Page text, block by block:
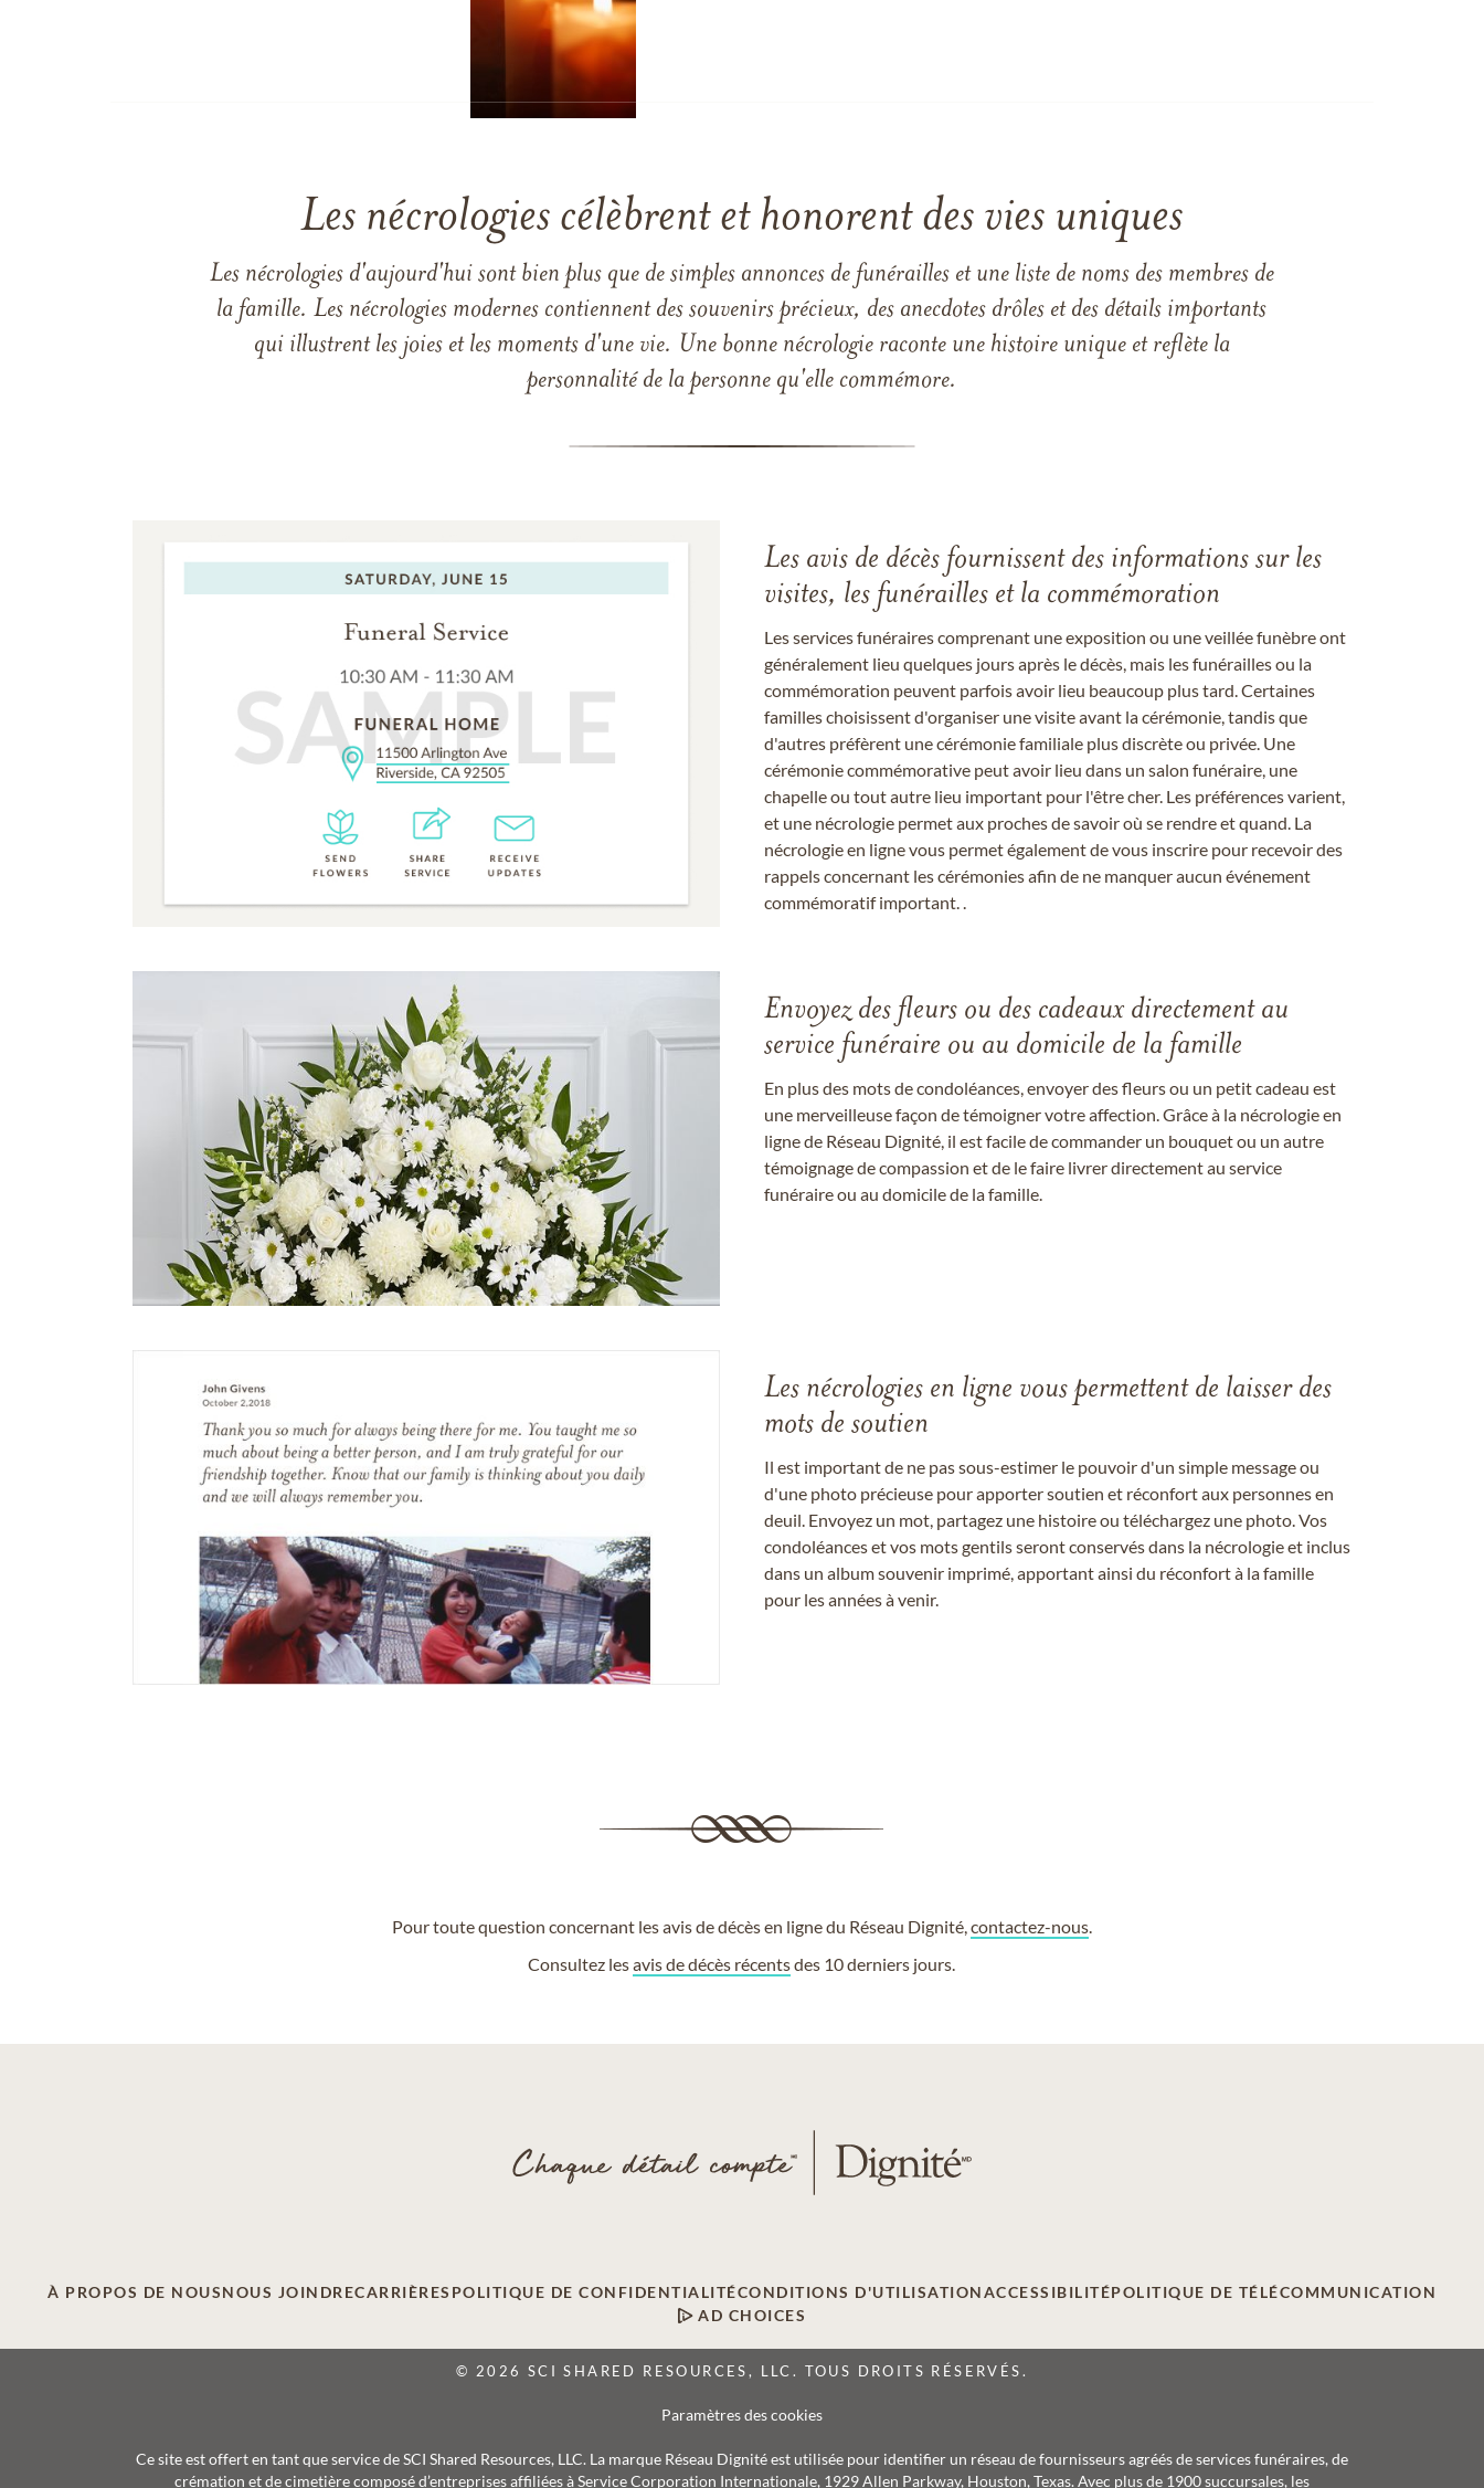
Les nécrologies célèbrent et honorent des vies uniques
Les nécrologies d'aujourd'hui sont bien plus que de simples annonces de funérailles et une liste de noms des membres de
la famille. Les nécrologies modernes contiennent des souvenirs précieux, des anecdotes drôles et des détails importants
qui illustrent les joies et les moments d'une vie. Une bonne nécrologie raconte une histoire unique et reflète la
personnalité de la personne qu'elle commémore.
Les avis de décès fournissent des informations sur les
visites, les funérailles et la commémoration
Les services funéraires comprenant une exposition ou une veillée funèbre ont
généralement lieu quelques jours après le décès, mais les funérailles ou la
commémoration peuvent parfois avoir lieu beaucoup plus tard. Certaines
familles choisissent d'organiser une visite avant la cérémonie, tandis que
d'autres préfèrent une cérémonie familiale plus discrète ou privée. Une
cérémonie commémorative peut avoir lieu dans un salon funéraire, une
chapelle ou tout autre lieu important pour l'être cher. Les préférences varient,
et une nécrologie permet aux proches de savoir où se rendre et quand. La
nécrologie en ligne vous permet également de vous inscrire pour recevoir des
rappels concernant les cérémonies afin de ne manquer aucun événement
commémoratif important. .
Envoyez des fleurs ou des cadeaux directement au
service funéraire ou au domicile de la famille
En plus des mots de condoléances, envoyer des fleurs ou un petit cadeau est
une merveilleuse façon de témoigner votre affection. Grâce à la nécrologie en
ligne de Réseau Dignité, il est facile de commander un bouquet ou un autre
témoignage de compassion et de le faire livrer directement au service
funéraire ou au domicile de la famille.
Les nécrologies en ligne vous permettent de laisser des
mots de soutien
Il est important de ne pas sous-estimer le pouvoir d'un simple message ou
d'une photo précieuse pour apporter soutien et réconfort aux personnes en
deuil. Envoyez un mot, partagez une histoire ou téléchargez une photo. Vos
condoléances et vos mots gentils seront conservés dans la nécrologie et inclus
dans un album souvenir imprimé, apportant ainsi du réconfort à la famille
pour les années à venir.
Pour toute question concernant les avis de décès en ligne du Réseau Dignité,contactez-nous.
Consultez lesavis de décès récentsdes 10 derniers jours.
À PROPOS DE NOUSNOUS JOINDRECARRIÈRES POLITIQUE DE CONFIDENTIALITÉCONDITIONS D'UTILISATIONACCESSIBILITÉPOLITIQUE DE TÉLÉCOMMUNICATION
AD CHOICES
© 2026 SCI SHARED RESOURCES, LLC. TOUS DROITS RÉSERVÉS.
Paramètres des cookies
Ce site est offert en tant que service de SCI Shared Resources, LLC. La marque Réseau Dignité est utilisée pour identifier un réseau de fournisseurs agréés de services funéraires, de
crémation et de cimetière composé d’entreprises affiliées à Service Corporation Internationale, 1929 Allen Parkway, Houston, Texas. Avec plus de 1900 succursales, les